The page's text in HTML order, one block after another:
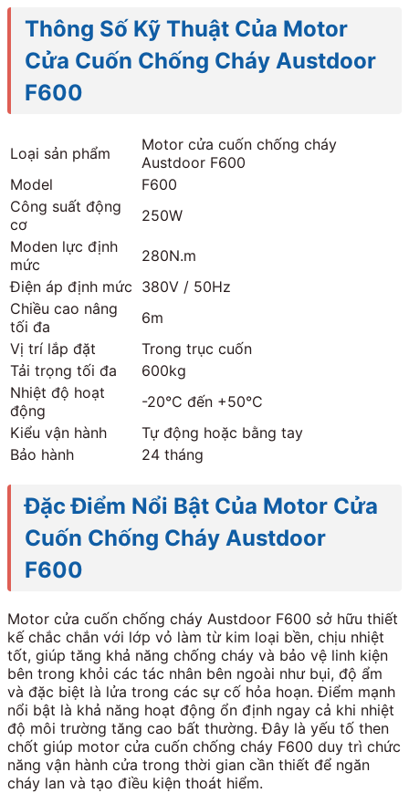
Thông Số Kỹ Thuật Của Motor
Cửa Cuốn Chống Cháy Austdoor
F600
Loại sản phẩm
Motor cửa cuốn chống cháy
Austdoor F600
Model
F600
Công suất động
cơ
250W
Moden lực định
mức
280N.m
Điện áp định mức 380V / 50Hz
Chiều cao nâng
tối đa
6m
Vị trí lắp đặt
Trong trục cuốn
Tải trọng tối đa
600kg
Nhiệt độ hoạt
động
-20°C đến +50°C
Kiểu vận hành
Tự động hoặc bằng tay
Bảo hành
24 tháng
Đặc Điểm Nổi Bật Của Motor Cửa
Cuốn Chống Cháy Austdoor
F600
Motor cửa cuốn chống cháy Austdoor F600 sở hữu thiết
kế chắc chắn với lớp vỏ làm từ kim loại bền, chịu nhiệt
tốt, giúp tăng khả năng chống cháy và bảo vệ linh kiện
bên trong khỏi các tác nhân bên ngoài như bụi, độ ẩm
và đặc biệt là lửa trong các sự cố hỏa hoạn. Điểm mạnh
nổi bật là khả năng hoạt động ổn định ngay cả khi nhiệt
độ môi trường tăng cao bất thường. Đây là yếu tố then
chốt giúp motor cửa cuốn chống cháy F600 duy trì chức
năng vận hành cửa trong thời gian cần thiết để ngăn
cháy lan và tạo điều kiện thoát hiểm.